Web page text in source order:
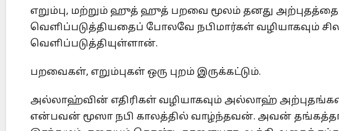
எறும்பு, மற்றும் ஹுத் ஹுத் பறவை மூலம் தனது
வெளிப்படுத்தியதைப் போலவே நபிமார்கள் வழியாகவும்
வெளிப்படுத்தியுள்ளான்.
பறவைகள், எறும்புகள் ஒரு புறம் இருக்கட்டும்.
அல்லாஹ்வின் எதிரிகள் வழியாகவும் அல்லாஹ் அற்புதங்களை
என்பவன் மூஸா நபி காலத்தில் வாழ்ந்தவன். அவன்